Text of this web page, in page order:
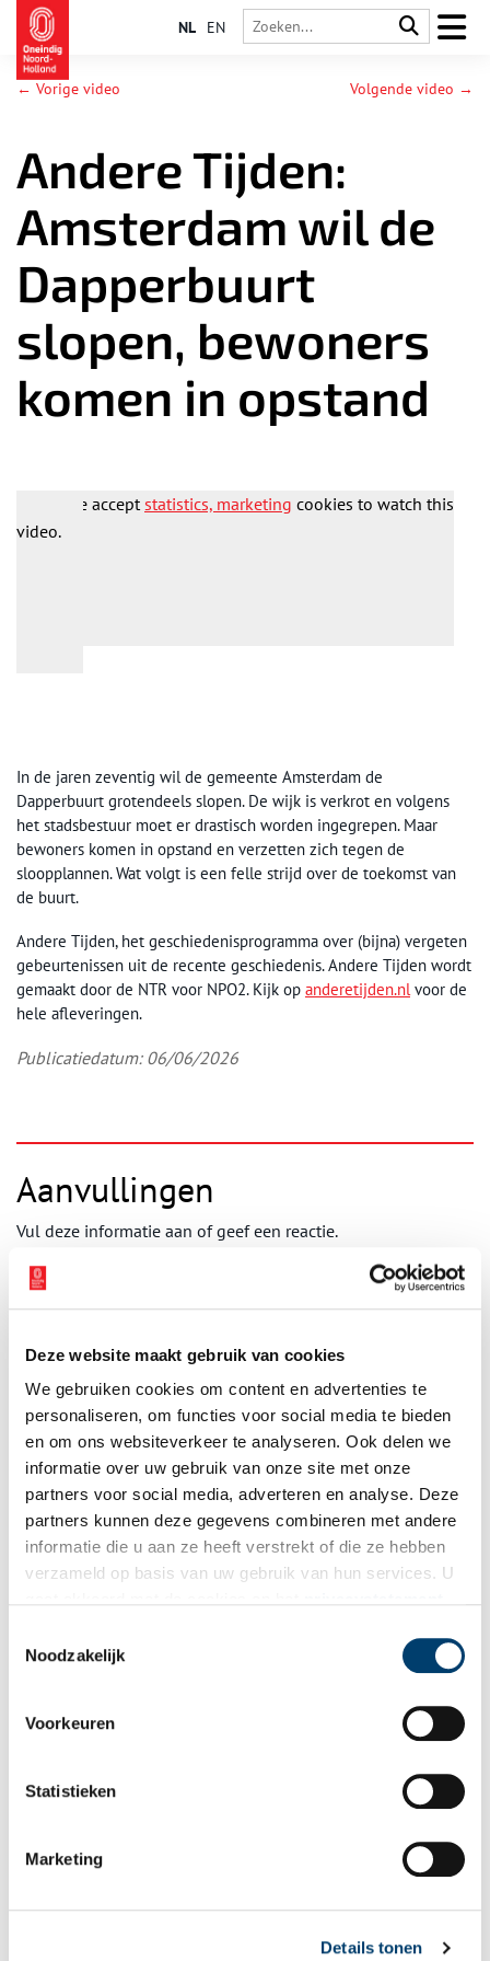
Deze website maakt gebruik van cookies
We gebruiken cookies om content en advertenties te
personaliseren, om functies voor social media te bieden
en om ons websiteverkeer te analyseren. Ook delen we
informatie over uw gebruik van onze site met onze
partners voor social media, adverteren en analyse. Deze
partners kunnen deze gegevens combineren met andere
informatie die u aan ze heeft verstrekt of die ze hebben
verzameld op basis van uw gebruik van hun services. U
Noodzakelijk
Voorkeuren
Statistieken
Marketing
Details tonen
NL EN
← Vorige video Volgende video →
Andere Tijden:
Amsterdam wil de
Dapperbuurt
slopen, bewoners
komen in opstand
Please acceptstatistics, marketing cookies to watch this
video.
In de jaren zeventig wil de gemeente Amsterdam de
Dapperbuurt grotendeels slopen. De wijk is verkrot en volgens
het stadsbestuur moet er drastisch worden ingegrepen. Maar
bewoners komen in opstand en verzetten zich tegen de
sloopplannen. Wat volgt is een felle strijd over de toekomst van
de buurt.
Andere Tijden, het geschiedenisprogramma over (bijna) vergeten
gebeurtenissen uit de recente geschiedenis. Andere Tijden wordt
gemaakt door de NTR voor NPO2. Kijk op anderetijden.nlvoor de
hele afleveringen.
Publicatiedatum: 06/06/2026
Aanvullingen
Vul deze informatie aan of geef een reactie.
Vereiste velden zijn gemarkeerd met *. Het e-mailadres wordt niet
gepubliceerd.
Naam*
E-mail*
Vink dit aan als u op de hoogte gehouden wil worden.